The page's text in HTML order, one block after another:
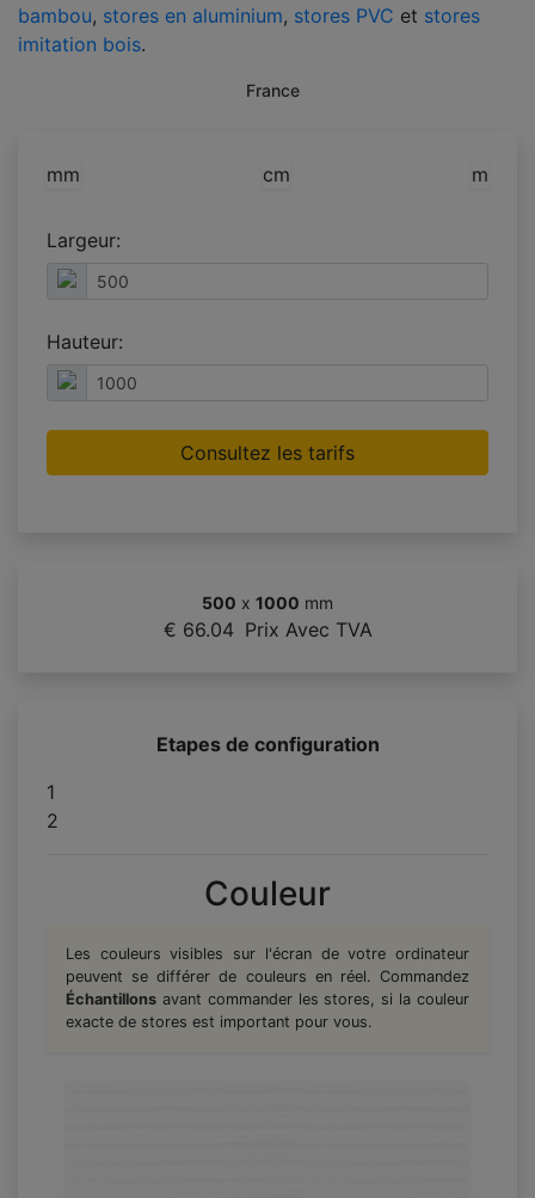
bambou, stores en aluminium, stores PVC et stores
imitation bois.
France
mm cm m
Largeur:
Hauteur:
Consultez les tarifs
500 x 1000 mm
€ 66.04 Prix Avec TVA
Etapes de configuration
1
2
Couleur
Les couleurs visibles sur l'écran de votre ordinateur
peuvent se différer de couleurs en réel. Commandez
Échantillons avant commander les stores, si la couleur
exacte de stores est important pour vous.